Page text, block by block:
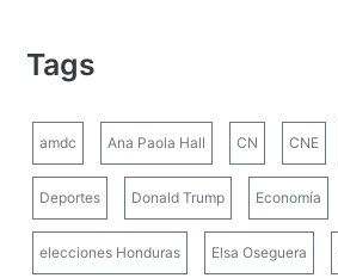
Tags
amdc Ana Paola Hall CN CNE
Deportes Donald Trump Economía
elecciones Honduras Elsa Oseguera